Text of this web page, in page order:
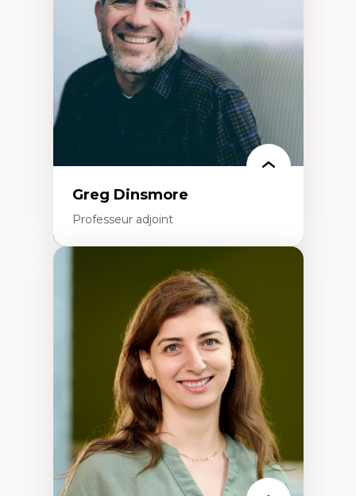
Extractivisme
Classes sociales
Mouvements sociaux
Théories de l’État
Greg Dinsmore
Professeur adjoint
Fragmentation des auditoires médiatiques
Analyse multi-plateforme des auditoires
médiatiques
Analyse des comportements numériques à
travers les données massives et l’IA
Recherche quantitative et qualitative sur
les auditoires médiatiques
Épistémologie des techniques de recherche
numérique et l’IA
Théorie des droits de la personne
La pensée politique d’Hannah Arendt
La pensée politique à l’ère numérique
Justice internationale et normes
internationales